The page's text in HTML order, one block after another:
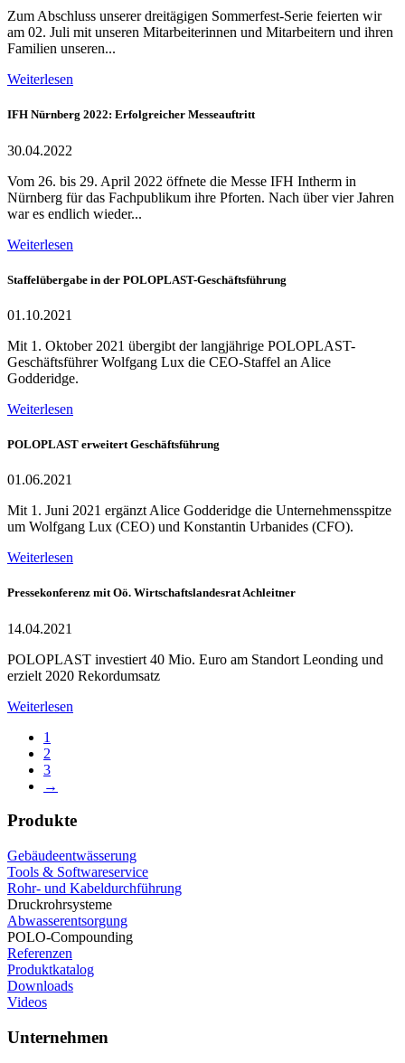
Zum Abschluss unserer dreitägigen Sommerfest-Serie feierten wir
am 02. Juli mit unseren Mitarbeiterinnen und Mitarbeitern und ihren
Familien unseren...
Weiterlesen
IFH Nürnberg 2022: Erfolgreicher Messeauftritt
30.04.2022
Vom 26. bis 29. April 2022 öffnete die Messe IFH Intherm in
Nürnberg für das Fachpublikum ihre Pforten. Nach über vier Jahren
war es endlich wieder...
Weiterlesen
Staffelübergabe in der POLOPLAST-Geschäftsführung
01.10.2021
Mit 1. Oktober 2021 übergibt der langjährige POLOPLAST-
Geschäftsführer Wolfgang Lux die CEO-Staffel an Alice
Godderidge.
Weiterlesen
POLOPLAST erweitert Geschäftsführung
01.06.2021
Mit 1. Juni 2021 ergänzt Alice Godderidge die Unternehmensspitze
um Wolfgang Lux (CEO) und Konstantin Urbanides (CFO).
Weiterlesen
Pressekonferenz mit Oö. Wirtschaftslandesrat Achleitner
14.04.2021
POLOPLAST investiert 40 Mio. Euro am Standort Leonding und
erzielt 2020 Rekordumsatz
Weiterlesen
1
2
3
→
Produkte
Gebäudeentwässerung
Tools & Softwareservice
Rohr- und Kabeldurchführung
Druckrohrsysteme
Abwasserentsorgung
POLO-Compounding
Referenzen
Produktkatalog
Downloads
Videos
Unternehmen